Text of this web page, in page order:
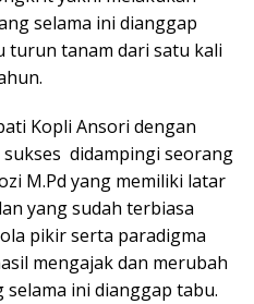
selama ini dianggap
turun tanam dari satu kali
Kopli Ansori dengan
didampingi seorang
M.Pd yang memiliki latar
yang sudah terbiasa
pikir serta paradigma
mengajak dan merubah
selama ini dianggap tabu.